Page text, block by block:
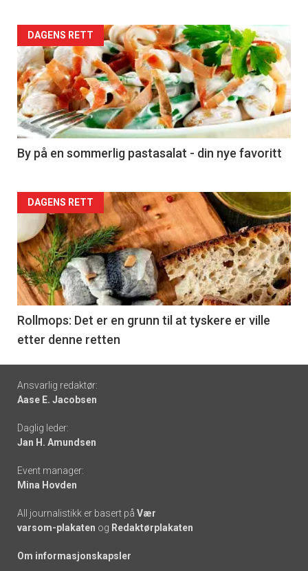
Forsiden
akkurat
nå
-
5
DAGENS RETT
By på en sommerlig pastasalat - din nye favoritt
Forsiden
akkurat
nå
-
6
DAGENS RETT
Rollmops: Det er en grunn til at tyskere er ville
etter denne retten
Footer
-
links
Ansvarlig redaktør:
Aase E. Jacobsen
Daglig leder:
Jan H. Amundsen
Event manager:
Mina Hovden
All journalistikk er basert på Vær
varsom-plakaten og Redaktørplakaten
Om informasjonskapsler